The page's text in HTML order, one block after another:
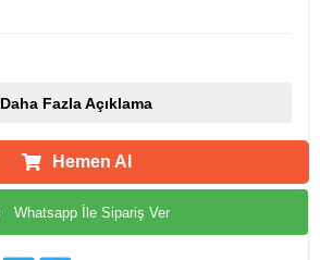
Daha Fazla Açıklama
Hemen Al
Whatsapp İle Sipariş Ver